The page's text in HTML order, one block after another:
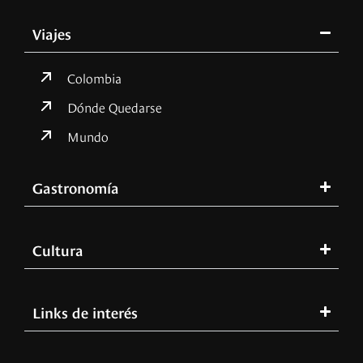
Viajes
Colombia
Dónde Quedarse
Mundo
Gastronomía
Cultura
Links de interés